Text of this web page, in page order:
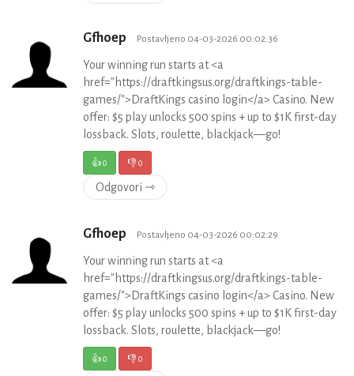
Gfhoep Postavljeno 04-03-2026 00:02:36
Your winning run starts at <a
href="https://draftkingsus.org/draftkings-table-
games/">DraftKings casino login</a> Casino. New
offer: $5 play unlocks 500 spins + up to $1K first-day
lossback. Slots, roulette, blackjack—go!
👍0 👎0
Odgovori ⇾
Gfhoep Postavljeno 04-03-2026 00:02:29
Your winning run starts at <a
href="https://draftkingsus.org/draftkings-table-
games/">DraftKings casino login</a> Casino. New
offer: $5 play unlocks 500 spins + up to $1K first-day
lossback. Slots, roulette, blackjack—go!
👍0 👎0